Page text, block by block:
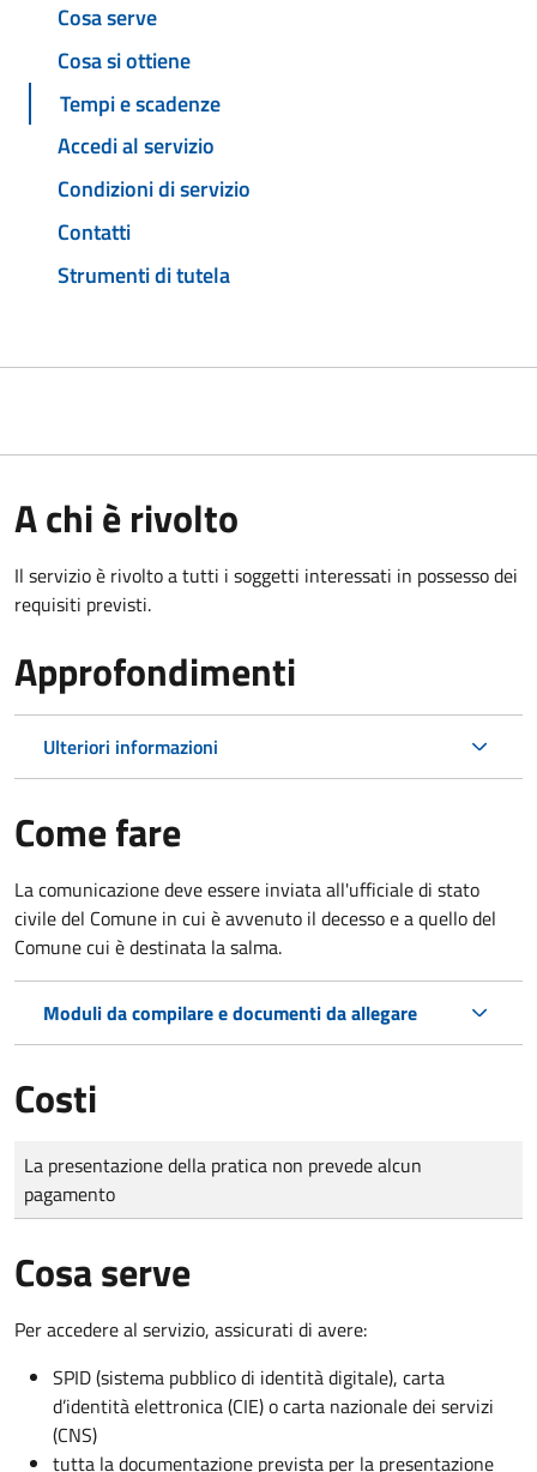
Cosa serve
Cosa si ottiene
Tempi e scadenze
Accedi al servizio
Condizioni di servizio
Contatti
Strumenti di tutela
A chi è rivolto
Il servizio è rivolto a tutti i soggetti interessati in possesso dei
requisiti previsti.
Approfondimenti
Ulteriori informazioni
Come fare
La comunicazione deve essere inviata all'ufficiale di stato
civile del Comune in cui è avvenuto il decesso e a quello del
Comune cui è destinata la salma.
Moduli da compilare e documenti da allegare
Costi
Tipo di pagamento
Importo
La presentazione della pratica non prevede alcun
pagamento
Cosa serve
Per accedere al servizio, assicurati di avere:
SPID (sistema pubblico di identità digitale), carta
d’identità elettronica (CIE) o carta nazionale dei servizi
(CNS)
tutta la documentazione prevista per la presentazione